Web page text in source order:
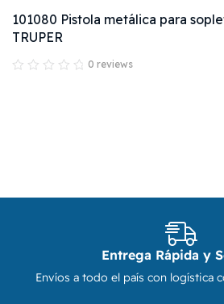
101080 Pistola metálica para
TRUPER
0 reviews
Entrega Rápida y
Envíos a todo el país con logística